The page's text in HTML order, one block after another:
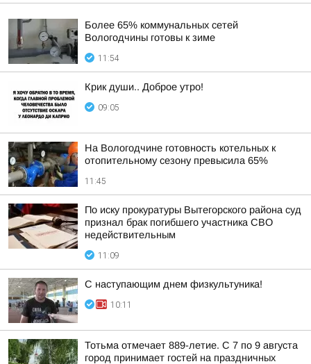
Более 65% коммунальных сетей
Вологодчины готовы к зиме
11:54
Крик души.. Доброе утро!
09:05
На Вологодчине готовность котельных к
отопительному сезону превысила 65%
11:45
По иску прокуратуры Вытегорского района суд
признал брак погибшего участника СВО
недействительным
11:09
С наступающим днем физкультуника!
10:11
Тотьма отмечает 889-летие. С 7 по 9 августа
город принимает гостей на праздничных